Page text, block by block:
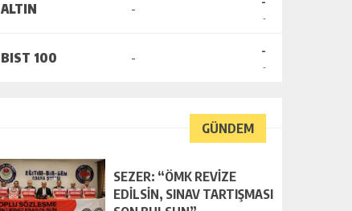
ALTIN -
-
BIST 100 - -
-
GÜNDEM
SEZER: “ÖMK REVİZE
EDİLSİN, SINAV TARTIŞMASI